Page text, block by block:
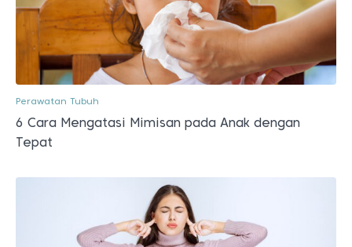
Perawatan Tubuh
6 Cara Mengatasi Mimisan pada Anak dengan
Tepat